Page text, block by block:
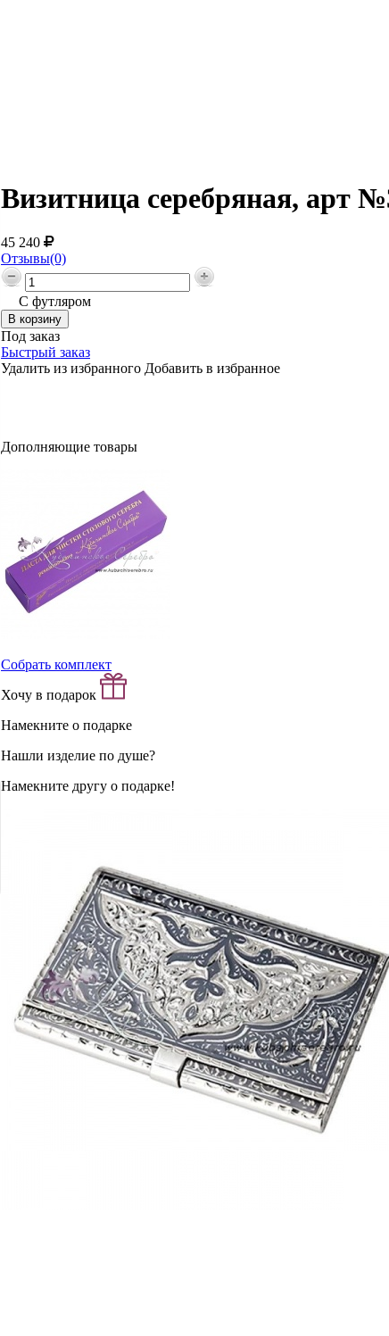
Визитница серебряная, арт
45 240
Отзывы(0)
С футляром
Под заказ
Быстрый заказ
Удалить из избранного Добавить в избранное
Дополняющие товары
Собрать комплект
Хочу в подарок
Намекните о подарке
Нашли изделие по душе?
Намекните другу о подарке!